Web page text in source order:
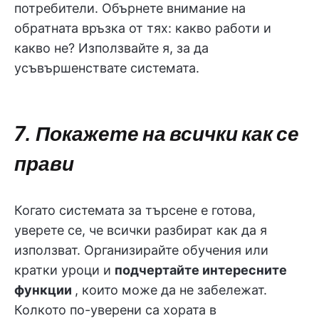
потребители. Обърнете внимание на
обратната връзка от тях: какво работи и
какво не? Използвайте я, за да
усъвършенствате системата.
7. Покажете на всички как се
прави
Когато системата за търсене е готова,
уверете се, че всички разбират как да я
използват. Организирайте обучения или
кратки уроци и подчертайте интересните
функции , които може да не забележат.
Колкото по-уверени са хората в